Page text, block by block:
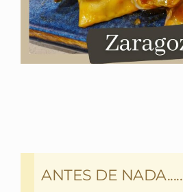
ANTES DE NADA.....